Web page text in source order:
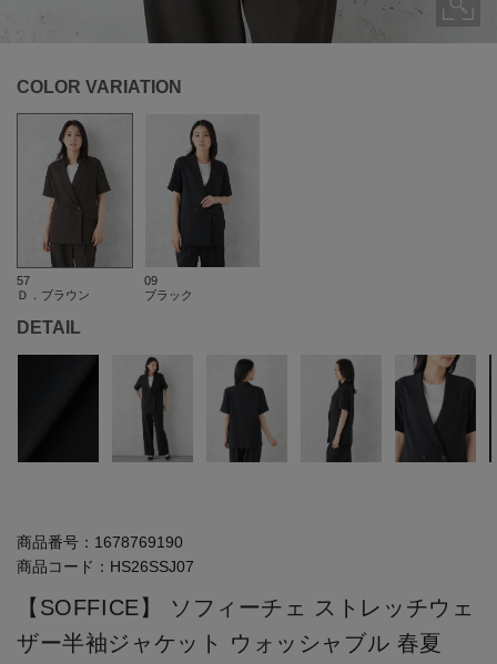
COLOR VARIATION
57
Ｄ．ブラウン
09
ブラック
DETAIL
商品番号： 1678769190
商品コード： HS26SSJ07
【SOFFICE】 ソフィーチェ ストレッチウェ
ザー半袖ジャケット ウォッシャブル 春夏